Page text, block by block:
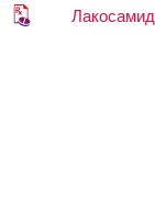
Лакосамид